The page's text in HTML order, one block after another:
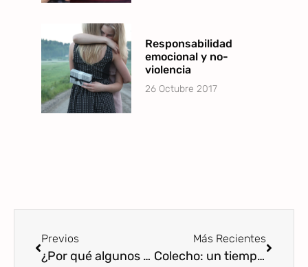
Responsabilidad
emocional y no-
violencia
26 Octubre 2017
Previos
¿Por qué algunos bebés no quieren estar en su cuna?
Más Recientes
Colecho: un tiempo de calidad para compartir